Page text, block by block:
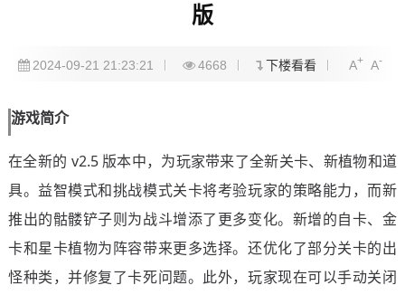
版
2024-09-21 21:23:21 4668 下楼看看 A+ A-
游戏简介
在全新的 v2.5 版本中，为玩家带来了全新关卡、新植物和道
具。益智模式和挑战模式关卡将考验玩家的策略能力，而新
推出的骷髅铲子则为战斗增添了更多变化。新增的自卡、金
卡和星卡植物为阵容带来更多选择。还优化了部分关卡的出
怪种类，并修复了卡死问题。此外，玩家现在可以手动关闭